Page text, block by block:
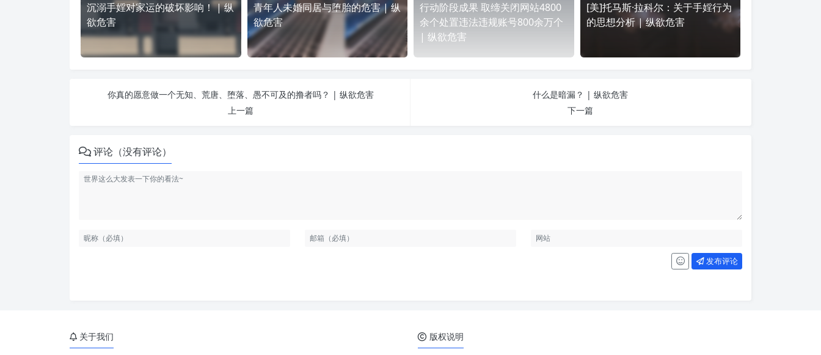
沉溺手婬对家运的破坏影响！ | 纵
欲危害
青年人未婚同居与堕胎的危害 | 纵
欲危害
行动阶段成果 取缔关闭网站4800
余个处置违法违规账号800余万个
| 纵欲危害
[美]托马斯·拉科尔：关于手婬行为
的思想分析 | 纵欲危害
你真的愿意做一个无知、荒唐、堕落、愚不可及的撸者吗？ | 纵欲危害
上一篇
什么是暗漏？ | 纵欲危害
下一篇
评论（没有评论）
发布评论
关于我们 版权说明